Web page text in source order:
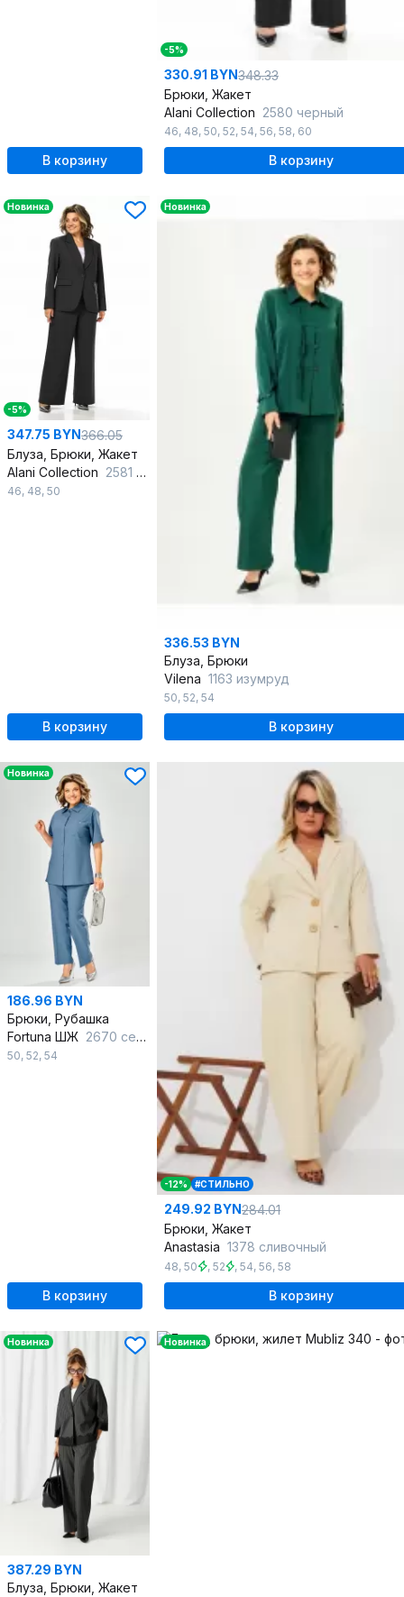
В корзину
-5%
330.91 BYN348.33
Брюки, Жакет
Alani Collection 2580 черный
46, 48, 50, 52, 54, 56, 58, 60
В корзину
Новинка
-5%
347.75 BYN366.05
Блуза, Брюки, Жакет
Alani Collection 2581 черный
46, 48, 50
В корзину
Новинка
336.53 BYN
Блуза, Брюки
Vilena 1163 изумруд
50, 52, 54
В корзину
Новинка
186.96 BYN
Брюки, Рубашка
Fortuna ШЖ 2670 серо-голубой
50, 52, 54
В корзину
-12% #СТИЛЬНО
249.92 BYN284.01
Брюки, Жакет
Anastasia 1378 сливочный
48, 50 , 52 , 54, 56, 58
В корзину
Новинка
387.29 BYN
Блуза, Брюки, Жакет
Новинка